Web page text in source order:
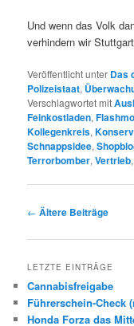
Und wenn das Volk
verhindern wir
Veröffentlicht unter Das
Polizeistaat,
Verschlagwortet mit
Feinkostladen,
Kollegenkreis,
Schnappsidee,
Terrorbomber,Vertrieb
Beitrags-
← Ältere Beiträge
LETZTE EINTRÄGE
Cannabisfreigabe
Führerschein-Check
Honda Forza das